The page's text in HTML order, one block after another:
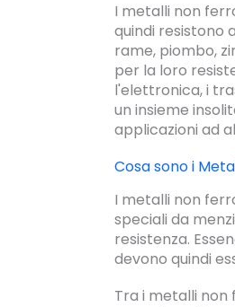
I metalli non
quindi resistono
rame, piombo,
per la loro
l'elettronica, i
un insieme
applicazioni ad
Cosa sono i
I metalli non
speciali da
resistenza.
devono quindi
Tra i metalli non